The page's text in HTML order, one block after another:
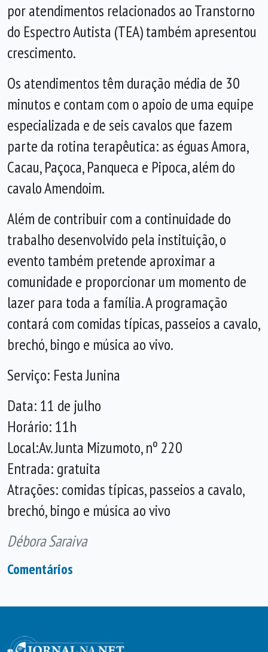
por atendimentos relacionados ao Transtorno
do Espectro Autista (TEA) também apresentou
crescimento.
Os atendimentos têm duração média de 30
minutos e contam com o apoio de uma equipe
especializada e de seis cavalos que fazem
parte da rotina terapêutica: as éguas Amora,
Cacau, Paçoca, Panqueca e Pipoca, além do
cavalo Amendoim.
Além de contribuir com a continuidade do
trabalho desenvolvido pela instituição, o
evento também pretende aproximar a
comunidade e proporcionar um momento de
lazer para toda a família. A programação
contará com comidas típicas, passeios a cavalo,
brechó, bingo e música ao vivo.
Serviço: Festa Junina
Data: 11 de julho
Horário: 11h
Local:Av. Junta Mizumoto, nº 220
Entrada: gratuita
Atrações: comidas típicas, passeios a cavalo,
brechó, bingo e música ao vivo
Débora Saraiva
Comentários